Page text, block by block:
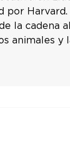
la cadena
animales